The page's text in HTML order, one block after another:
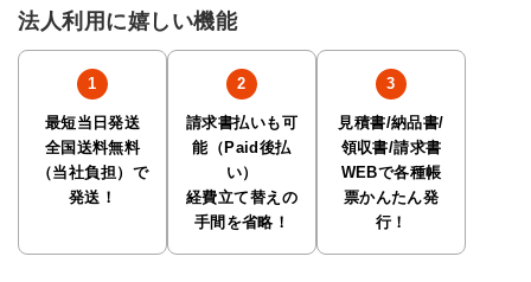
法人利用に嬉しい機能
最短当日発送
全国送料無料
（当社負担）で
発送！
請求書払いも可
能（Paid後払
い）
経費立て替えの
手間を省略！
見積書/納品書/
領収書/請求書
WEBで各種帳
票かんたん発
行！